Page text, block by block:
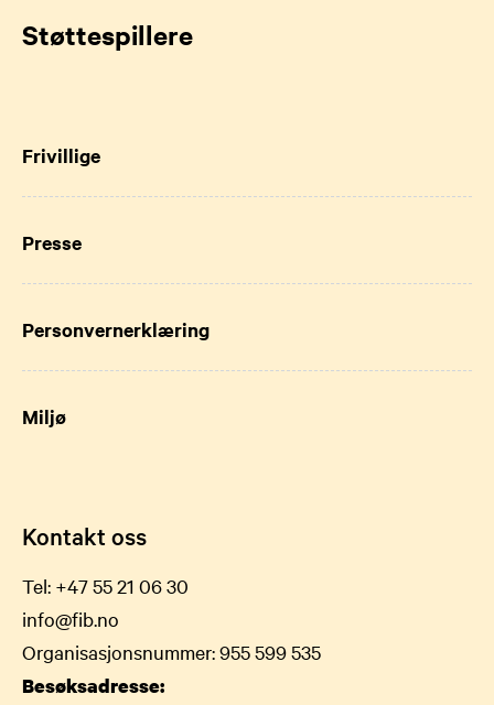
Støttespillere
Frivillige
Presse
Personvernerklæring
Miljø
Kontakt oss
Tel: +47 55 21 06 30
info@fib.no
Organisasjonsnummer: 955 599 535
Besøksadresse: